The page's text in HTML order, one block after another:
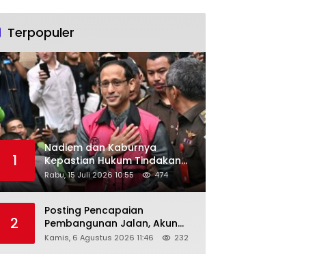
Terpopuler
1
Nadiem dan Kaburnya
Kepastian Hukum Tindakan
Pejabat Publik
Rabu, 15 Juli 2026 10:55 474
2
Posting Pencapaian
Pembangunan Jalan, Akun
Facebook Pemerintah
Kamis, 6 Agustus 2026 11:46 232